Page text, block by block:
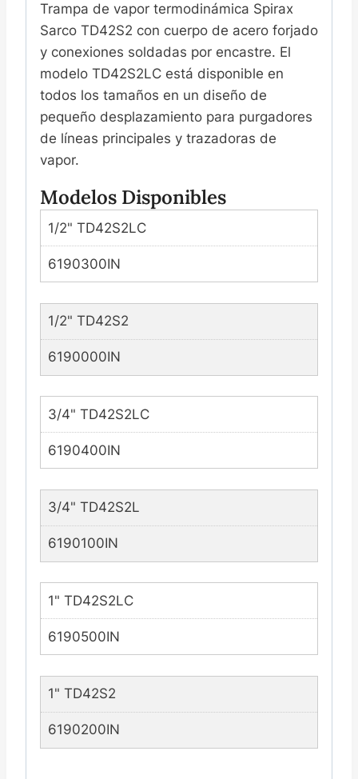
Trampa de vapor termodinámica Spirax
Sarco TD42S2 con cuerpo de acero forjado
y conexiones soldadas por encastre. El
modelo TD42S2LC está disponible en
todos los tamaños en un diseño de
pequeño desplazamiento para purgadores
de líneas principales y trazadoras de
vapor.
Modelos Disponibles
1/2" TD42S2LC
6190300IN
1/2" TD42S2
6190000IN
3/4" TD42S2LC
6190400IN
3/4" TD42S2L
6190100IN
1" TD42S2LC
6190500IN
1" TD42S2
6190200IN